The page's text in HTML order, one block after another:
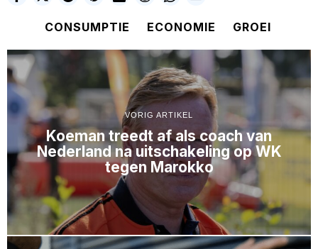
CONSUMPTIE ECONOMIE GROEI
VORIG ARTIKEL
Koeman treedt af als coach van
Nederland na uitschakeling op WK
tegen Marokko